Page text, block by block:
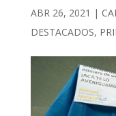
ABR 26, 2021 |
DESTACADOS,